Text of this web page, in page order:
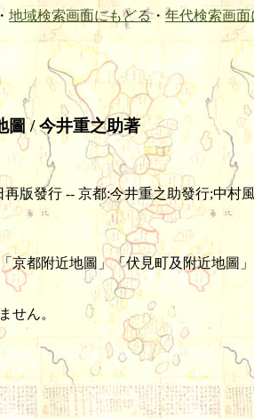
地域検索画面にもどる・ 年代検索画面
圖 / 今井重之助著
再版發行 -- 京都:今井重之助發行;中村
「京都附近地圖」「伏見町及附近地
せん。